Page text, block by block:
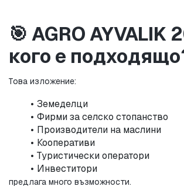
🎯 AGRO AYVALIK
кого е
Това изложение:
Земеделци
Фирми за селско стопанство
Производители на маслини
Кооперативи
Туристически оператори
Инвеститори
предлага много възможности.